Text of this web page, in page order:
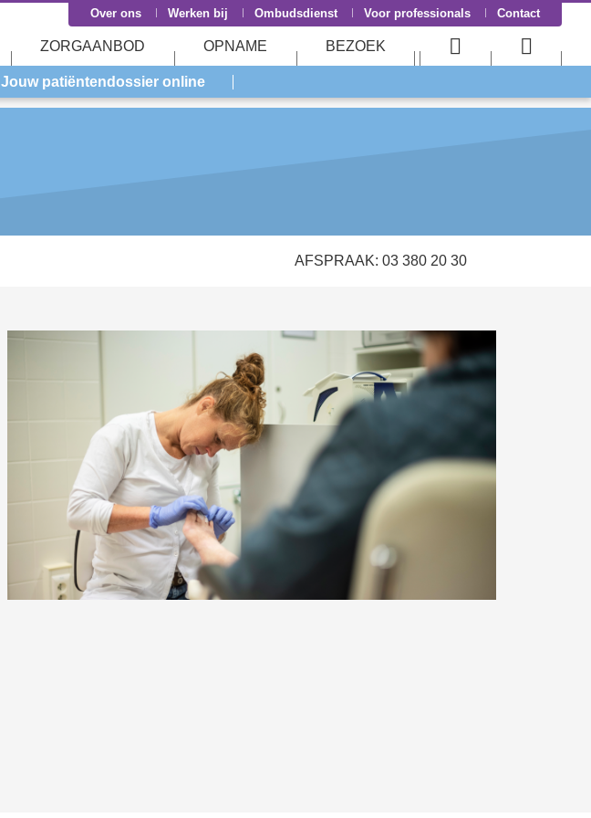
Over ons Werken bij Ombudsdienst Voor professionals Contact
ZORGAANBOD OPNAME BEZOEK
User
menu
menu
Jouw patiëntendossier online
AFSPRAAK: 03 380 20 30